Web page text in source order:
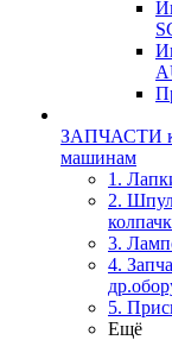
ЗАПЧАСТИ
машинам
1.
2.
3.
4.
5.
Ещё